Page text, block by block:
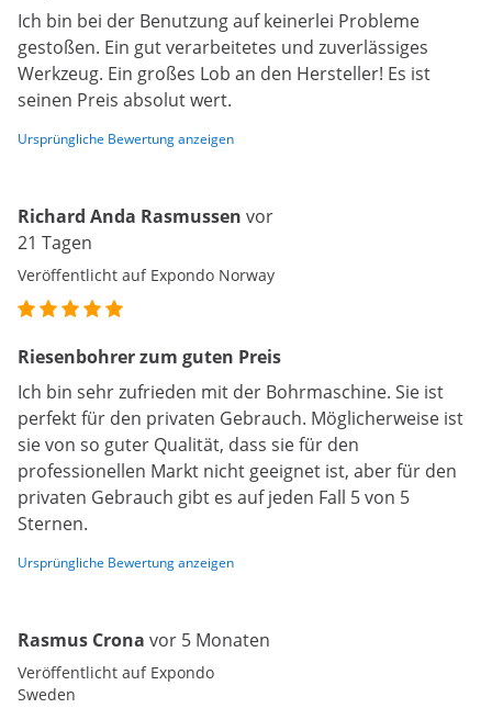
Ich bin bei der Benutzung auf keinerlei Probleme
gestoßen. Ein gut verarbeitetes und zuverlässiges
Werkzeug. Ein großes Lob an den Hersteller! Es ist
seinen Preis absolut wert.
Ursprüngliche Bewertung anzeigen
Richard Anda Rasmussen vor
21 Tagen
Veröffentlicht auf Expondo Norway
Riesenbohrer zum guten Preis
Ich bin sehr zufrieden mit der Bohrmaschine. Sie ist
perfekt für den privaten Gebrauch. Möglicherweise ist
sie von so guter Qualität, dass sie für den
professionellen Markt nicht geeignet ist, aber für den
privaten Gebrauch gibt es auf jeden Fall 5 von 5
Sternen.
Ursprüngliche Bewertung anzeigen
Rasmus Crona vor 5 Monaten
Veröffentlicht auf Expondo
Sweden